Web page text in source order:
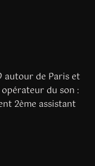
autour de Paris et
du son :
2ème assistant